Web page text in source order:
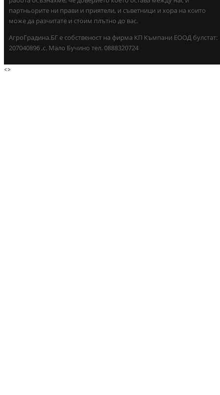
партньорите ни прави и приятели, и съветници и хора на които
може да разчитате и стоим плътно до вас.
АгроГрадина.БГ е собственост на фирма КП Къмпани ЕООД булстат:
207040896 ,с. Мало Бучино тел. 0888320724
<>